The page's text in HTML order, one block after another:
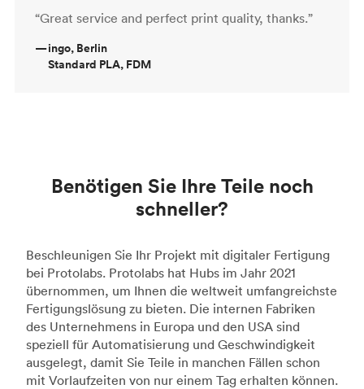
“Great service and perfect print quality, thanks.”
—ingo, Berlin
Standard PLA, FDM
Benötigen Sie Ihre Teile noch
schneller?
Beschleunigen Sie Ihr Projekt mit digitaler Fertigung
bei Protolabs. Protolabs hat Hubs im Jahr 2021
übernommen, um Ihnen die weltweit umfangreichste
Fertigungslösung zu bieten. Die internen Fabriken
des Unternehmens in Europa und den USA sind
speziell für Automatisierung und Geschwindigkeit
ausgelegt, damit Sie Teile in manchen Fällen schon
mit Vorlaufzeiten von nur einem Tag erhalten können.